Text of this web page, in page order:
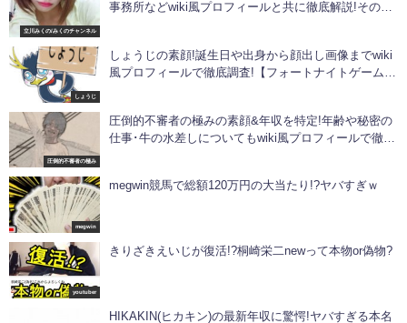
立川みくの/みくのチャンネル
事務所などwiki風プロフィールと共に徹底解説!その他
しょうじ
しょうじの素顔!誕生日や出身から顔出し画像までwiki
風プロフィールで徹底調査!【フォートナイトゲーム実
圧倒的不審者の極み
圧倒的不審者の極みの素顔&年収を特定!年齢や秘密の
仕事･牛の水差しについてもwiki風プロフィールで徹底
megwin
megwin競馬で総額120万円の大当たり!?ヤバすぎｗ
youtuber
きりざきえいじが復活!?桐崎栄二newって本物or偽物?
HIKAKIN(ヒカキン)の最新年収に驚愕!ヤバすぎる本名